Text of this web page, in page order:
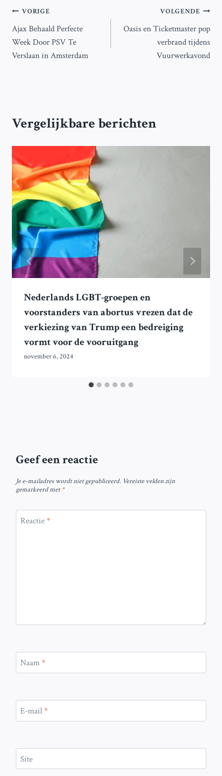
Bericht
navigatie
VORIGE
Ajax Behaald Perfecte
Week Door PSV Te
Verslaan in Amsterdam
VOLGENDE
Oasis en Ticketmaster pop
verbrand tijdens
Vuurwerkavond
Vergelijkbare berichten
Nederlands LGBT-groepen en
voorstanders van abortus vrezen dat de
verkiezing van Trump een bedreiging
vormt voor de vooruitgang
november 6, 2024
Geef een reactie
Je e-mailadres wordt niet gepubliceerd. Vereiste velden zijn
gemarkeerd met*
Reactie*
Naam*
E-mail*
Site